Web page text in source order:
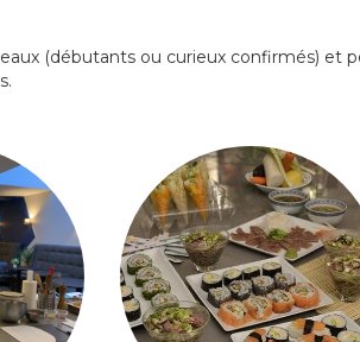
(débutants ou curieux confirmés) et